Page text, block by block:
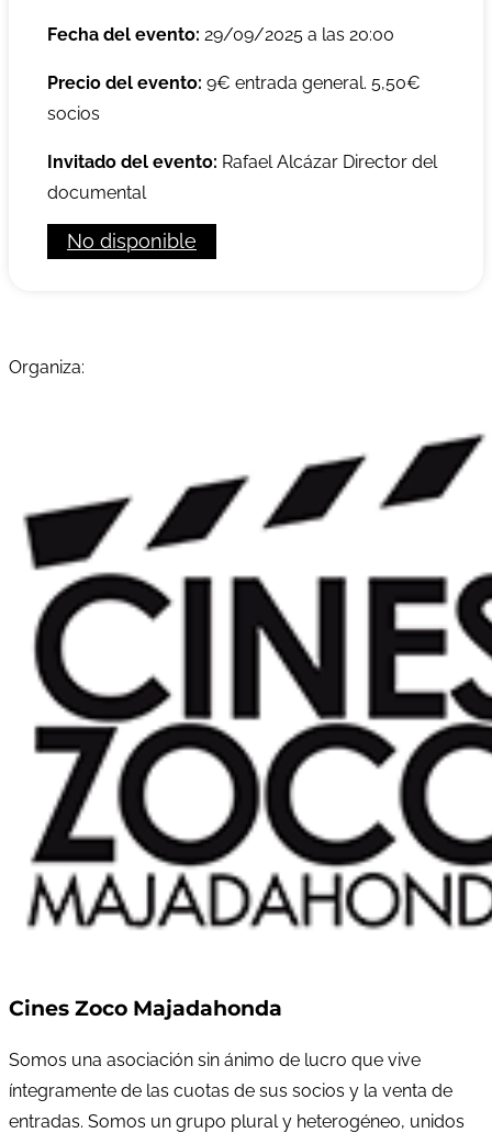
Fecha del evento: 29/09/2025 a las 20:00
Precio del evento: 9€ entrada general. 5,50€
socios
Invitado del evento: Rafael Alcázar Director del
documental
No disponible
Organiza:
Cines Zoco Majadahonda
Somos una asociación sin ánimo de lucro que vive
íntegramente de las cuotas de sus socios y la venta de
entradas. Somos un grupo plural y heterogéneo, unidos